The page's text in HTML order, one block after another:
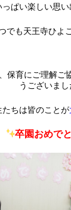
っぱい楽しい思
でも天王寺ひよ
保育にご理解ご
うございま
たちは皆のことが
卒園おめで